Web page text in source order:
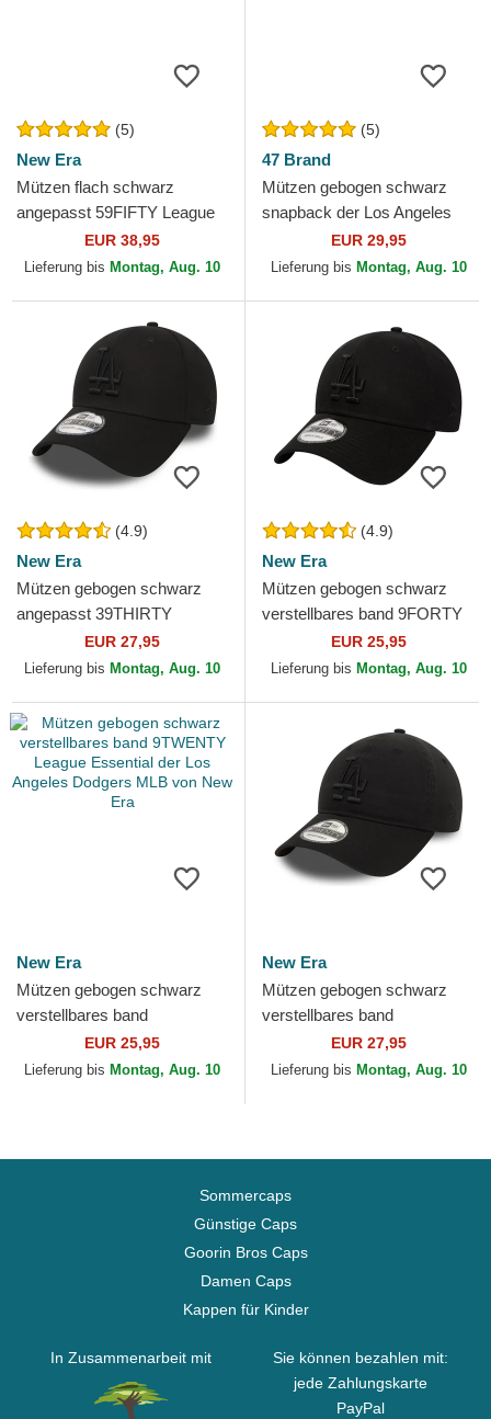
(5)
New Era
Mützen flach schwarz
angepasst 59FIFTY League
Essential der Los Angeles
Dodgers MLB von New Era
EUR 38,95
Lieferung bis Montag, Aug. 10
(5)
47 Brand
Mützen gebogen schwarz
snapback der Los Angeles
Dodgers MLB von 47 Brand
EUR 29,95
Lieferung bis Montag, Aug. 10
(4.9)
New Era
Mützen gebogen schwarz
angepasst 39THIRTY
Essential der Los Angeles
Dodgers MLB von New Era
EUR 27,95
Lieferung bis Montag, Aug. 10
(4.9)
New Era
Mützen gebogen schwarz
verstellbares band 9FORTY
League Essential der Los
Angeles Dodgers MLB von...
EUR 25,95
Lieferung bis Montag, Aug. 10
New Era
Mützen gebogen schwarz
verstellbares band
9TWENTY League Essential
der Los Angeles Dodgers
EUR 25,95
Lieferung bis Montag, Aug. 10
New Era
Mützen gebogen schwarz
verstellbares band
9TWENTY Washed der Los
Angeles Dodgers MLB von
EUR 27,95
Lieferung bis Montag, Aug. 10
Sommercaps
Günstige Caps
Goorin Bros Caps
Damen Caps
Kappen für Kinder
In Zusammenarbeit mit
Sie können bezahlen mit:
jede Zahlungskarte
PayPal